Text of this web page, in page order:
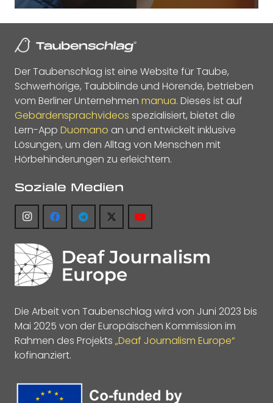
Der Taubenschlag ist eine Website für Taube,
Schwerhörige, Taubblinde und Hörende, betrieben
vom Berliner Unternehmen manua. Dieses ist auf
Gebärdensprachvideos spezialisiert, bietet die
Lern-App Duomano an und entwickelt inklusive
Lösungen, um den Alltag von Menschen mit
Hörbehinderungen zu erleichtern.
Soziale Medien
Die Arbeit von Taubenschlag wird von Juni 2023 bis
Mai 2025 von der Europäischen Kommission im
Rahmen des Projekts „Deaf Journalism Europe“
kofinanziert.